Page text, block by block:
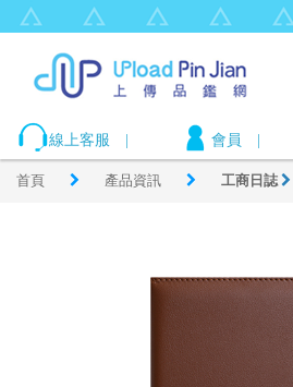
線上客服 會員
首頁 產品資訊 工商日誌